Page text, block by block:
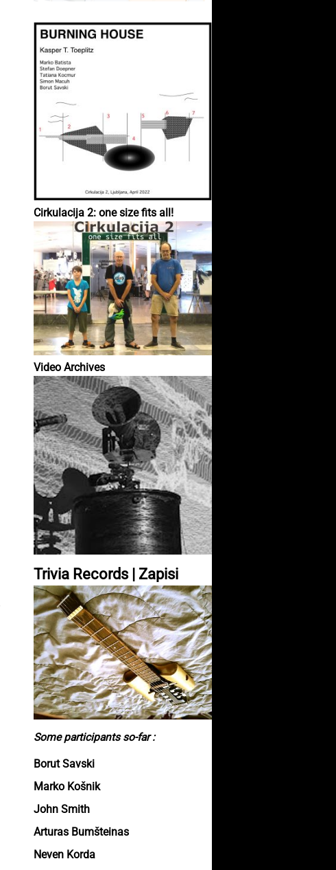
Cirkulacija 2: one size fits all!
Video Archives
Trivia Records | Zapisi
Some participants so-far :
Borut Savski
Marko Košnik
John Smith
Arturas Bumšteinas
Neven Korda